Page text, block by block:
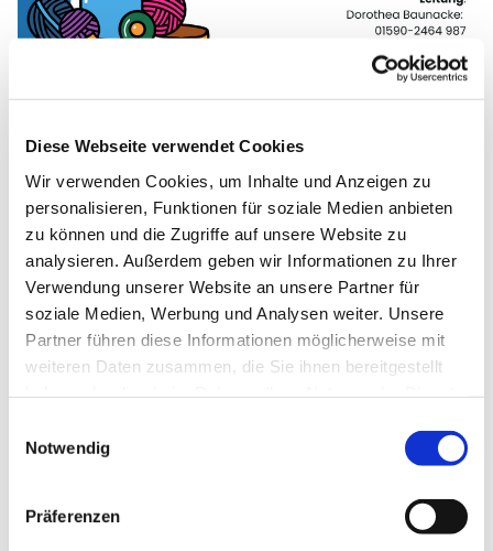
Diese Webseite verwendet Cookies
Wir verwenden Cookies, um Inhalte und Anzeigen zu
personalisieren, Funktionen für soziale Medien anbieten
zu können und die Zugriffe auf unsere Website zu
analysieren. Außerdem geben wir Informationen zu Ihrer
Verwendung unserer Website an unsere Partner für
soziale Medien, Werbung und Analysen weiter. Unsere
Partner führen diese Informationen möglicherweise mit
weiteren Daten zusammen, die Sie ihnen bereitgestellt
Notwendig
Präferenzen